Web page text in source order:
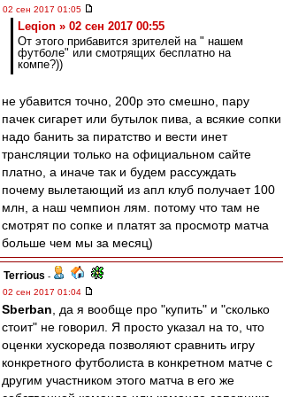
02 сен 2017 01:05
Leqion » 02 сен 2017 00:55
От этого прибавится зрителей на " нашем
футболе" или смотрящих бесплатно на
компе?))
не убавится точно, 200р это смешно, пару
пачек сигарет или бутылок пива, а всякие сопки
надо банить за пиратство и вести инет
трансляции только на официальном сайте
платно, а иначе так и будем рассуждать
почему вылетающий из апл клуб получает 100
млн, а наш чемпион лям. потому что там не
смотрят по сопке и платят за просмотр матча
больше чем мы за месяц)
Terrious -
02 сен 2017 01:04
Sberban , да я вообще про "купить" и "сколько
стоит" не говорил. Я просто указал на то, что
оценки хускореда позволяют сравнить игру
конкретного футболиста в конкретном матче с
другим участником этого матча в его же